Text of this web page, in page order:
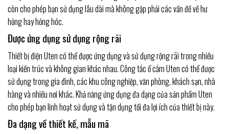
còn cho phép bạn sử dụng lâu dài mà không gặp phải các vấn đề về hư
hỏng hay hỏng hóc.
Được ứng dụng sử dụng rộng rãi
Thiết bị điện Uten có thể được ứng dụng và sử dụng rộng rãi trong nhiều
loại kiến trúc và không gian khác nhau. Công tắc ổ cắm Uten có thể được
sử dụng trong gia đình, các khu công nghiệp, văn phòng, khách sạn, nhà
hàng và nhiều nơi khác. Khả năng ứng dụng đa dạng của sản phẩm Uten
cho phép bạn linh hoạt sử dụng và tận dụng tối đa lợi ích của thiết bị này.
Đa dạng về thiết kế, mẫu mã